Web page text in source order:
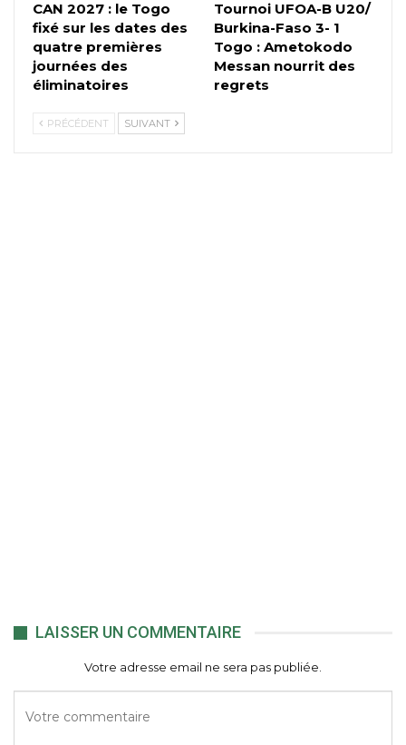
CAN 2027 : le Togo
fixé sur les dates des
quatre premières
journées des
éliminatoires
Tournoi UFOA-B U20/
Burkina-Faso 3- 1
Togo : Ametokodo
Messan nourrit des
regrets
PRÉCÉDENT SUIVANT
LAISSER UN COMMENTAIRE
Votre adresse email ne sera pas publiée.